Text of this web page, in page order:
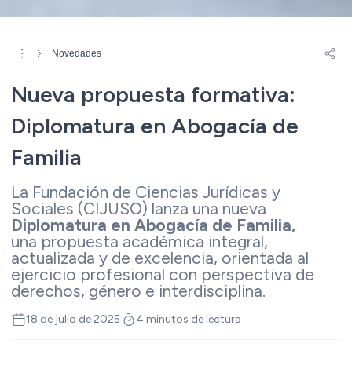
Novedades
Nueva propuesta formativa:
Diplomatura en Abogacía de
Familia
La Fundación de Ciencias Jurídicas y
Sociales (CIJUSO) lanza una nueva
Diplomatura en Abogacía de Familia,
una propuesta académica integral,
actualizada y de excelencia, orientada al
ejercicio profesional con perspectiva de
derechos, género e interdisciplina.
18 de julio de 2025 4 minutos de lectura